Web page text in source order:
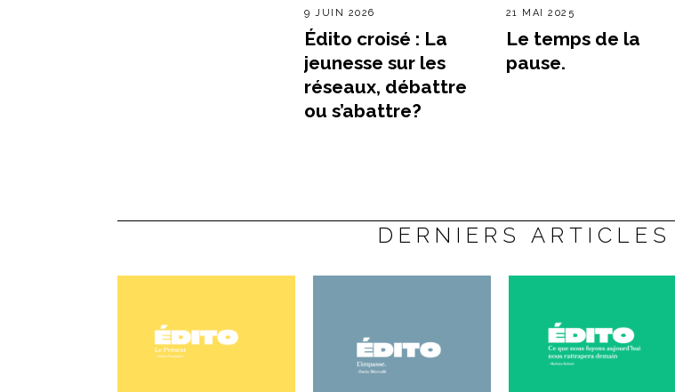
9 JUIN 2026
Édito croisé : La
jeunesse sur les
réseaux, débattre
ou s’abattre?
21 MAI 2025
Le temps de la
pause.
DERNIERS